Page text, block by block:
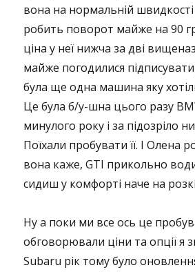
вона на нормальній швидкості
робить поворот майже на 90
ціна у неї нижча за дві
майже погодилися
була ще одна машина яку
Це була б/у-шна цього разу
минулого року і за підозріло
Поїхали пробувати її. І Олена
вона каже, GTI прикольно
сидиш у комфорті наче на
Ну а поки ми все ось це
обговорювали ціни та опції я
Subaru рік тому було